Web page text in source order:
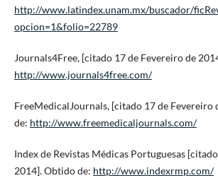
http://www.latindex.unam.mx/buscador/
opcion=1&folio=22789
Journals4Free, [citado 17 de Fevereiro de
http://www.journals4free.com/
FreeMedicalJournals, [citado 17 de Fevereiro
de: http://www.freemedicaljournals.com/
Index de Revistas Médicas Portuguesas
2014]. Obtido de: http://www.indexrmp.com/